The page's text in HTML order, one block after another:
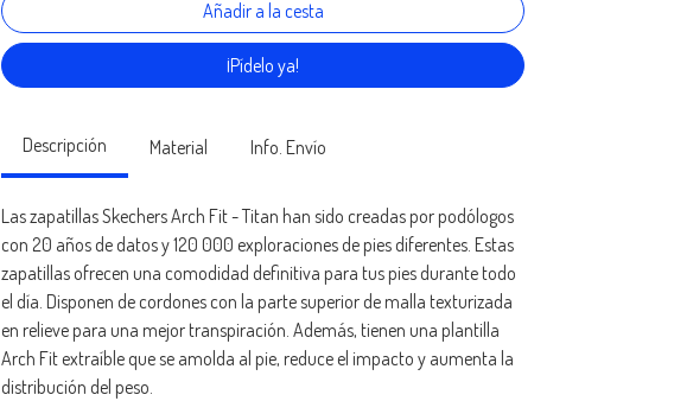
¡Pídelo ya!
Descripción Material Info. Envío
Las zapatillas Skechers Arch Fit - Titan han sido creadas por podólogos
con 20 años de datos y 120 000 exploraciones de pies diferentes. Estas
zapatillas ofrecen una comodidad definitiva para tus pies durante todo
el día. Disponen de cordones con la parte superior de malla texturizada
en relieve para una mejor transpiración. Además, tienen una plantilla
Arch Fit extraíble que se amolda al pie, reduce el impacto y aumenta la
distribución del peso.